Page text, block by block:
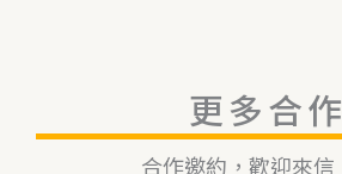
更多合作
合作邀約，歡迎來信